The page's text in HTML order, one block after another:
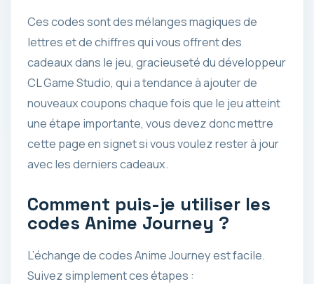
Ces codes sont des mélanges magiques de
lettres et de chiffres qui vous offrent des
cadeaux dans le jeu, gracieuseté du développeur
CL Game Studio, qui a tendance à ajouter de
nouveaux coupons chaque fois que le jeu atteint
une étape importante, vous devez donc mettre
cette page en signet si vous voulez rester à jour
avec les derniers cadeaux.
Comment puis-je utiliser les
codes Anime Journey ?
L’échange de codes Anime Journey est facile.
Suivez simplement ces étapes :